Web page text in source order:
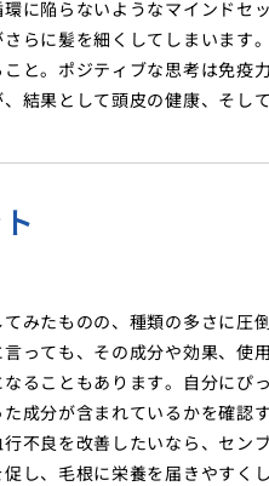
に陥らないようなマインドセ
らに髪を細くしてしまいます
と。ポジティブな思考は免疫
結果として頭皮の健康、そし
みたものの、種類の多さに圧
っても、その成分や効果、使
ることもあります。自分にぴ
成分が含まれているかを確認
不良を改善したいなら、セン
し、毛根に栄養を届きやすく